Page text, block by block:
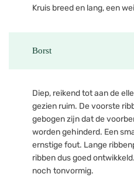
Kruis breed en lang, een
Borst
Diep, reikend tot aan de
gezien ruim. De voorste
gebogen zijn dat de
worden gehinderd. Een
ernstige fout. Lange
ribben dus goed
noch tonvormig.